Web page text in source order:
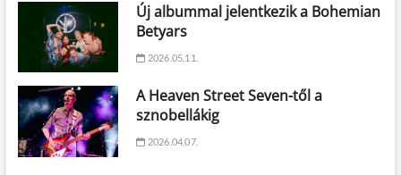
Új albummal jelentkezik a Bohemian
Betyars
2026.05.11.
A Heaven Street Seven-től a
sznobellákig
2026.04.07.